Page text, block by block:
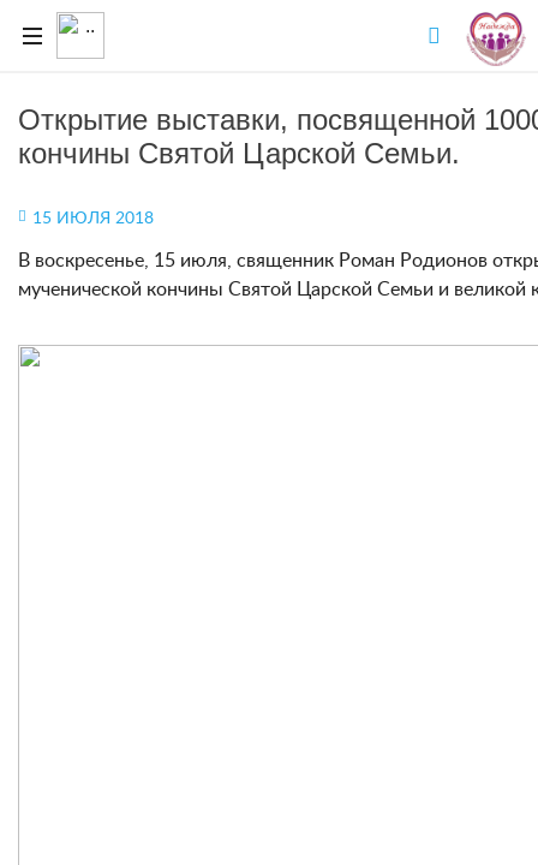
Открытие выставки, посвященной
кончины Святой Царской Семьи.
15 ИЮЛЯ 2018
В воскресенье, 15 июля, священник Роман Родионов
мученической кончины Святой Царской Семьи и